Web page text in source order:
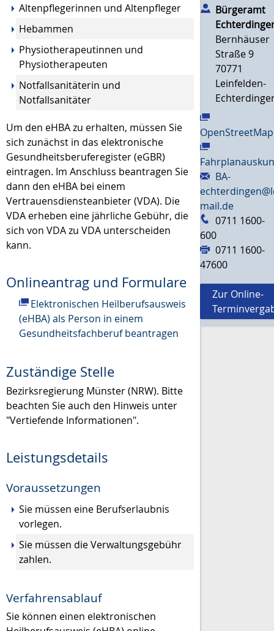
Altenpflegerinnen und Altenpfleger
Hebammen
Physiotherapeutinnen und
Physiotherapeuten
Notfallsanitäterin und
Notfallsanitäter
Um den eHBA zu erhalten, müssen Sie
sich zunächst in das elektronische
Gesundheitsberuferegister (eGBR)
eintragen. Im Anschluss beantragen Sie
dann den eHBA bei einem
Vertrauensdiensteanbieter (VDA). Die
VDA erheben eine jährliche Gebühr, die
sich von VDA zu VDA unterscheiden
kann.
Onlineantrag und Formulare
Elektronischen Heilberufsausweis
(eHBA) als Person in einem
Gesundheitsfachberuf beantragen
Zuständige Stelle
Bezirksregierung Münster (NRW). Bitte
beachten Sie auch den Hinweis unter
"Vertiefende Informationen".
Leistungsdetails
Voraussetzungen
Sie müssen eine Berufserlaubnis
vorlegen.
Sie müssen die Verwaltungsgebühr
zahlen.
Verfahrensablauf
Sie können einen elektronischen
Bürgeramt
Bernhäuser
Straße 9
70771
Leinfelden-
OpenStreetMap
BA-
mail.de
0711 1600-
600
0711 1600-
47600
Zur Online-